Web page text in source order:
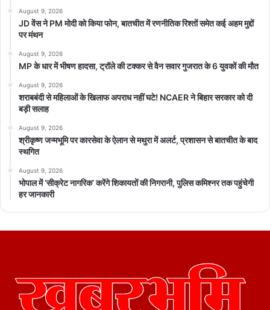
August 9, 2026
JD वेंस ने PM मोदी को किया फोन, बातचीत में रणनीतिक रिश्तों समेत कई अहम मुद्दों
पर मंथन
August 9, 2026
MP के धार में भीषण हादसा, ट्रॉले की टक्कर से वैन सवार गुजरात के 6 युवकों की मौत
August 9, 2026
शराबबंदी से महिलाओं के खिलाफ अपराध नहीं घटे! NCAER ने बिहार सरकार को दी
बड़ी सलाह
August 9, 2026
श्रीकृष्ण जन्मभूमि पर कारसेवा के ऐलान से मथुरा में अलर्ट, प्रशासन से बातचीत के बाद
स्थगित
August 9, 2026
भोपाल में ‘सीक्रेट नागरिक’ करेंगे शिकायतों की निगरानी, पुलिस कमिश्नर तक पहुंचेगी
हर जानकारी